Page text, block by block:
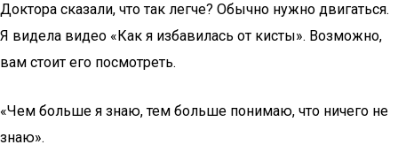
Доктора сказали, что так легче? Обычно нужно двигаться.
Я видела видео «Как я избавилась от кисты». Возможно,
вам стоит его посмотреть.
«Чем больше я знаю, тем больше понимаю, что ничего не
знаю».